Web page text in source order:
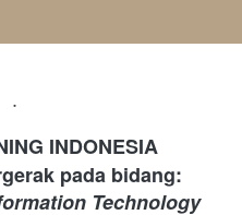
INDONESIA
pada bidang:
Technology